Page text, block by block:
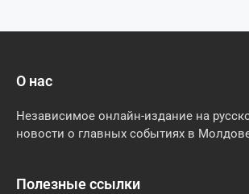
О нас
Независимое онлайн-издание на
новости о главных событиях в
Полезные ссылки